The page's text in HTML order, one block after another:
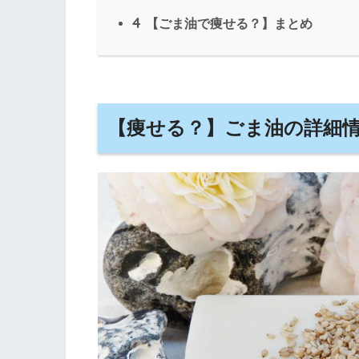
4 【ごま油で痩せる？】まとめ
【痩せる？】ごま油の詳細